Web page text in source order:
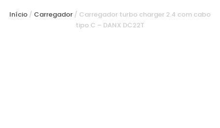
Início / Carregador / Carregador turbo charger 2.4 com cabo
tipo C – DANX DC22T